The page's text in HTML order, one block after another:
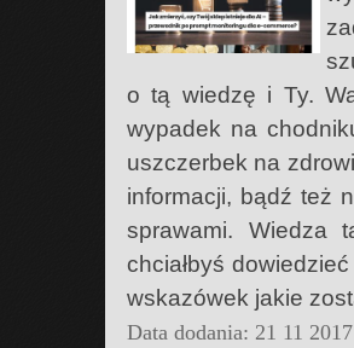
o tą wiedzę i Ty.
wypadek na
uszczerbek na
informacji, bądź też
sprawami. Wiedza
chciałbyś
wskazówek jakie
Data dodania: 21 11